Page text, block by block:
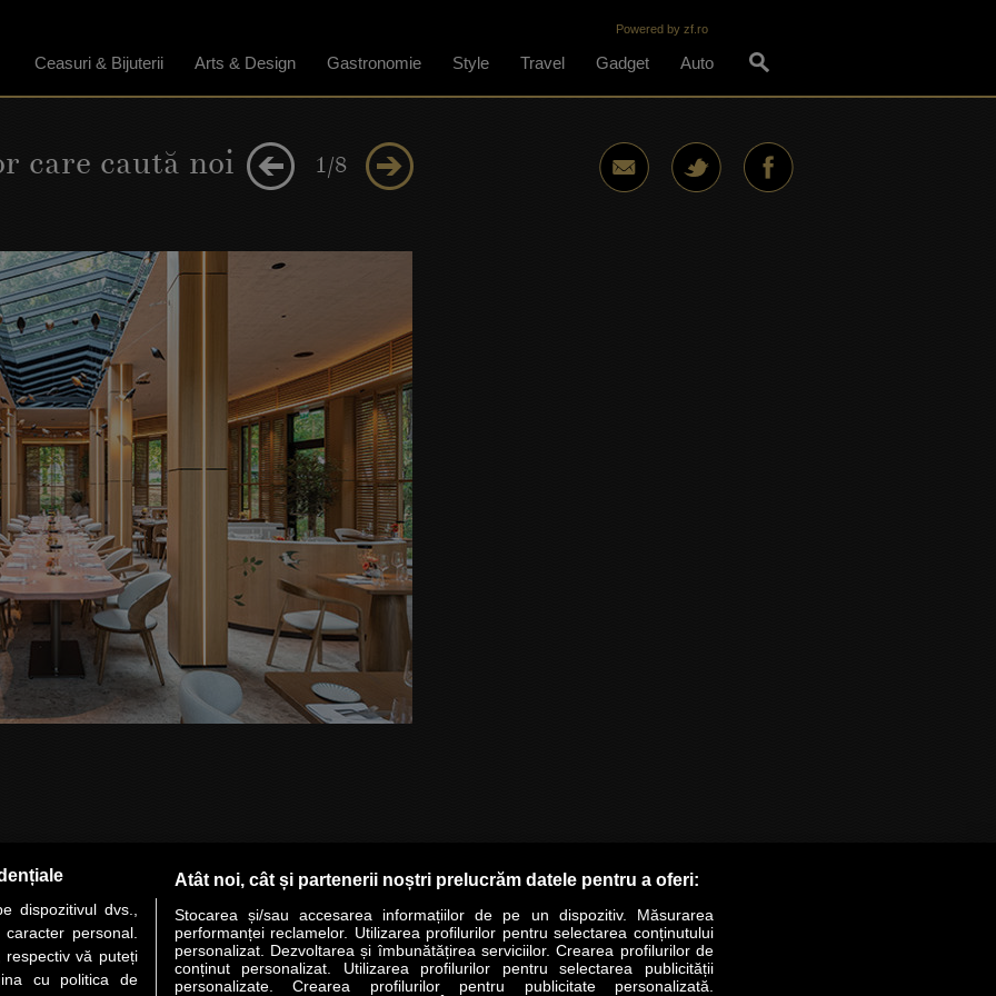
Ceasuri & Bijuterii Arts & Design Gastronomie Style Travel Gadget Auto
Powered by zf.ro
care caută noi
a apărut în
care
din zona de
Care e
Nest?
1/8
dispozitivul dvs.,
personal.
respectiv vă puteți
cu politica de
Atât noi, cât și partenerii noștri prelucrăm datele pentru a oferi:
Stocarea și/sau accesarea informațiilor de pe un dispozitiv. Măsurarea
performanței reclamelor. Utilizarea profilurilor pentru selectarea conținutului
personalizat. Dezvoltarea și îmbunătățirea serviciilor. Crearea profilurilor de
conținut personalizat. Utilizarea profilurilor pentru selectarea publicității
personalizate. Crearea profilurilor pentru publicitate personalizată.